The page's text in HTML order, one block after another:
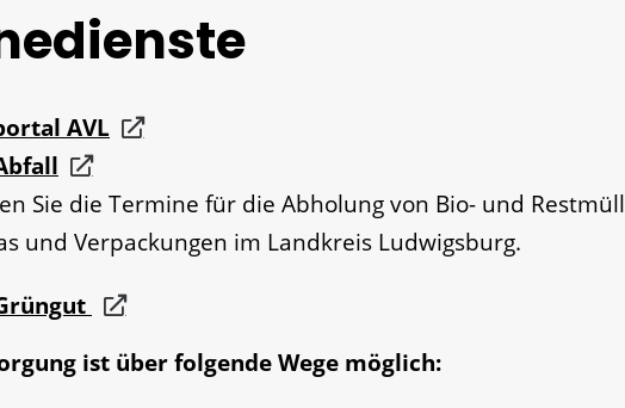
AVL
Sie die Termine für die Abholung von Bio- und Restmüll
und Verpackungen im Landkreis Ludwigsburg.
ist über folgende Wege möglich: